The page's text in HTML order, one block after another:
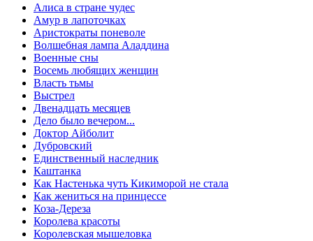
Алиса в стране чудес
Амур в лапоточках
Аристократы поневоле
Волшебная лампа Аладдина
Военные сны
Восемь любящих женщин
Власть тьмы
Выстрел
Двенадцать месяцев
Дело было вечером...
Доктор Айболит
Дубровский
Единственный наследник
Каштанка
Как Настенька чуть Кикиморой не стала
Как жениться на принцессе
Коза-Дереза
Королева красоты
Королевская мышеловка